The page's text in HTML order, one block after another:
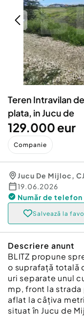
Servicii
Animale de
Afaceri și
Inchiriere Bunuri
Utilaje agricole si
Piese auto si
Dacia Duster
Teren Intravilan
plata, in Jucu de
129.000 eur
Companie
Jucu De Mijloc, CJ
19.06.2026
Număr de telefon
Salvează la
Descriere anunt
BLITZ propune
o suprafață totală
uri separate unul
mp, front la strada
aflat la câțiva
situat în Jucu de